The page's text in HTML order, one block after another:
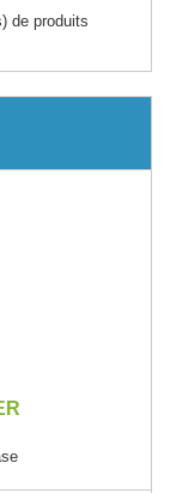
de produits